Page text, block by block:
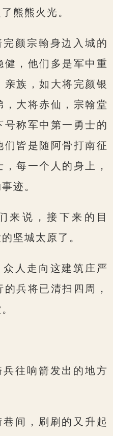
熊熊火光。
颜宗翰身边入城的
，他们多是军中重
族，如大将完颜银
大将赤仙，宗翰堂
称军中第一勇士的
皆是随阿骨打南征
每一个人的身上，
迹。
来说，接下来的目
坚城太原了。
人走向这建筑庄严
兵将已清扫四周，
往响箭发出的地方
间，刷刷的又升起